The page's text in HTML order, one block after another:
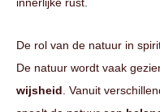
De rol van de natuur in
De natuur wordt vaak
wijsheid . Vanuit